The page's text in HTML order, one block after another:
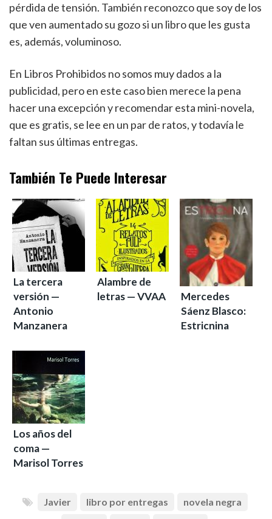
pérdida de tensión. También reconozco que soy de los
que ven aumentado su gozo si un libro que les gusta
es, además, voluminoso.
En Libros Prohibidos no somos muy dados a la
publicidad, pero en este caso bien merece la pena
hacer una excepción y recomendar esta mini-novela,
que es gratis, se lee en un par de ratos, y todavía le
faltan sus últimas entregas.
También Te Puede Interesar
La tercera
versión —
Antonio
Manzanera
Alambre de
letras — VVAA
Mercedes
Sáenz Blasco:
Estricnina
Los años del
coma —
Marisol Torres
Javier libro por entregas
novela negra